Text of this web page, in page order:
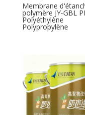
Membrane
polymère JY-GBL
Polyéthylène
Polypropylène